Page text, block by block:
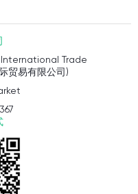
Trade
贸易有限公司)